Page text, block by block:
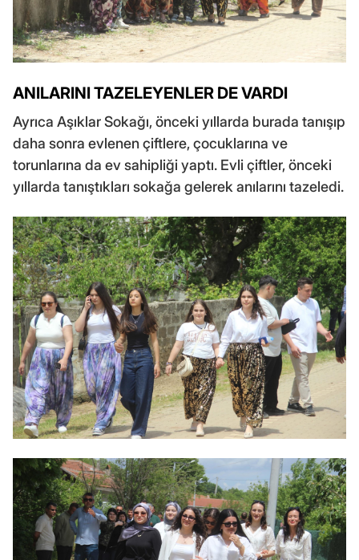
ANILARINI TAZELEYENLER DE VARDI
Ayrıca Aşıklar Sokağı, önceki yıllarda burada tanışıp
daha sonra evlenen çiftlere, çocuklarına ve
torunlarına da ev sahipliği yaptı. Evli çiftler, önceki
yıllarda tanıştıkları sokağa gelerek anılarını tazeledi.